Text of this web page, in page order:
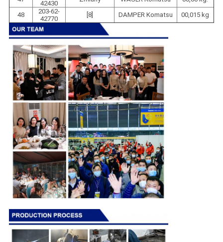
42430
48
203-62-
42770
[8] DAMPER Komatsu 00,015 kg